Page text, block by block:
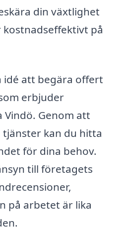
din växtlighet
kostnadseffektivt på
idé att begära offert
erbjuder
Genom att
kan du hitta
för dina behov.
till företagets
på arbetet är lika